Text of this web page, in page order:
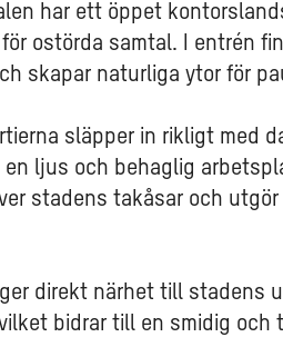
har ett öppet
ostörda samtal. I entrén
skapar naturliga ytor för
släpper in rikligt med
ljus och behaglig
stadens takåsar och
direkt närhet till stadens
bidrar till en smidig och